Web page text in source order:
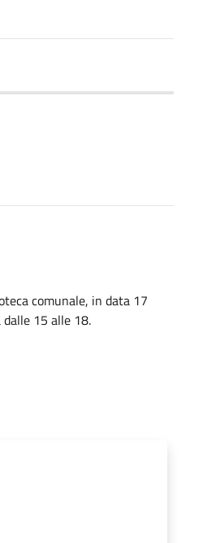
comunale, in data 17
15 alle 18.